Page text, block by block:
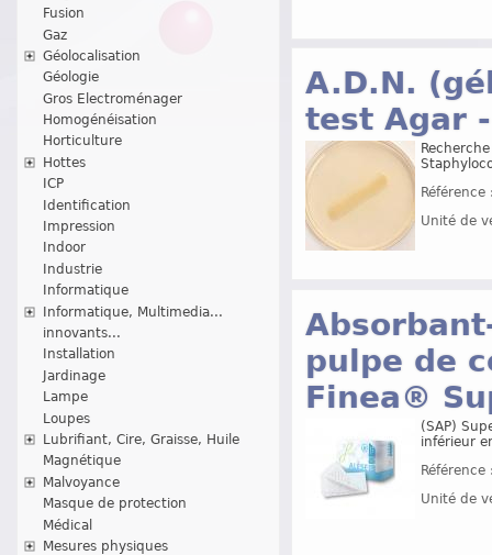
Fusion
Gaz
Géolocalisation
Géologie
Gros Electroménager
Homogénéisation
Horticulture
Hottes
ICP
Identification
Impression
Indoor
Industrie
Informatique
Informatique, Multimedia...
innovants...
Installation
Jardinage
Lampe
Loupes
Lubrifiant, Cire, Graisse, Huile
Magnétique
Malvoyance
Masque de protection
Médical
Mesures physiques
A.D.N.
test Agar
Unité de
pulpe de
Finea®
(SAP)
inférieur
Unité de